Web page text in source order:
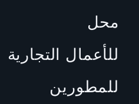
محل
للأعمال التجارية
للمطورين